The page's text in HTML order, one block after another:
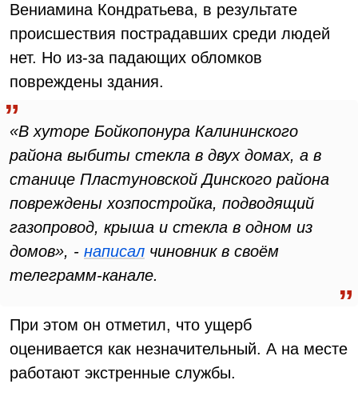
Вениамина Кондратьева, в результате
происшествия пострадавших среди людей
нет. Но из-за падающих обломков
повреждены здания.
«В хуторе Бойкопонура Калининского
района выбиты стекла в двух домах, а в
станице Пластуновской Динского района
повреждены хозпостройка, подводящий
газопровод, крыша и стекла в одном из
домов», - написал чиновник в своём
телеграмм-канале.
При этом он отметил, что ущерб
оценивается как незначительный. А на месте
работают экстренные службы.